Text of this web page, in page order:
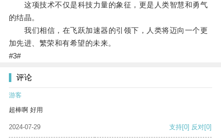
这项技术不仅是科技力量的象征，更是人类智慧和勇气
的结晶。
我们相信，在飞跃加速器的引领下，人类将迈向一个更
加先进、繁荣和有希望的未来。
#3#
评论
游客
超棒啊 好用
2024-07-29 支持[0] 反对[0]